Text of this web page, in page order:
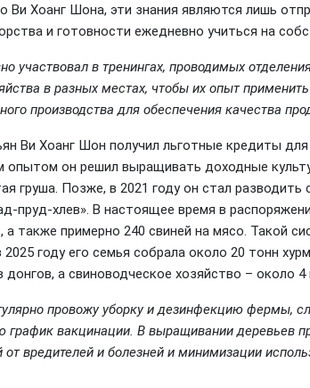
Ви Хоанг Шона, эти знания являются лишь
и готовности ежедневно учиться на
участвовал в тренингах, проводимых
в разных местах, чтобы их опыт
производства для обеспечения качества
Ви Хоанг Шон получил льготные кредиты
опытом он решил выращивать доходные
груша. Позже, в 2021 году он стал разводить
пруд-хлев». В настоящее время в
а также примерно 240 свиней на мясо. Такой
году его семья собрала около 20 тонн
а свиноводческое хозяйство – около
провожу уборку и дезинфекцию фермы,
график вакцинации. В выращивании деревьев
от вредителей и болезней и минимизации